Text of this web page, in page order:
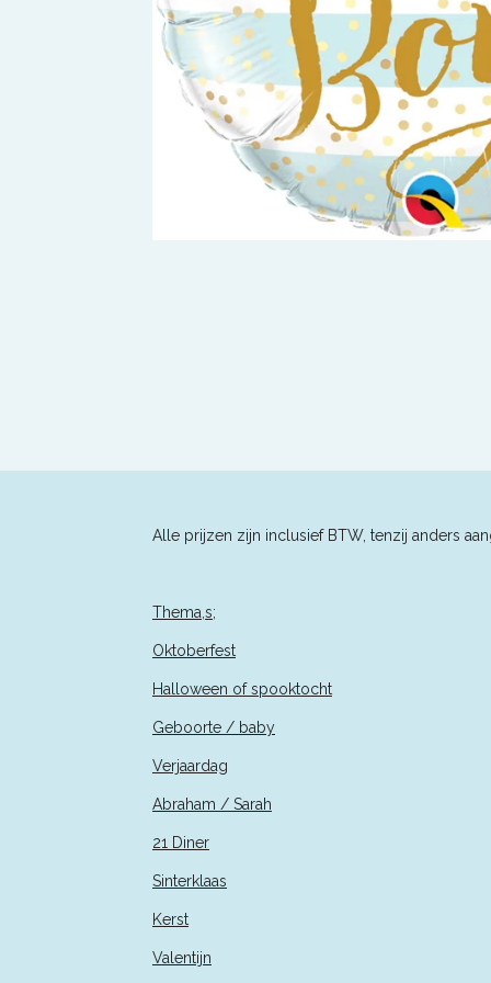
Alle prijzen zijn inclusief BTW, tenzij
Thema,s;
Oktoberfest
Halloween of spooktocht
Geboorte / baby
Verjaardag
Abraham / Sarah
21 Diner
Sinterklaas
Kerst
Valentijn